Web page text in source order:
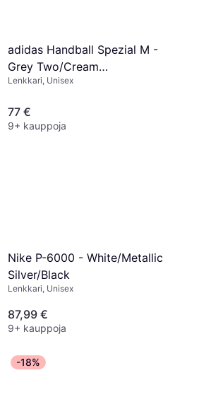
adidas Handball Spezial M -
Grey Two/Cream
White/Cloud White
Lenkkari, Unisex
77 €
9+ kauppoja
Nike P-6000 - White/Metallic
Silver/Black
Lenkkari, Unisex
87,99 €
9+ kauppoja
-18%